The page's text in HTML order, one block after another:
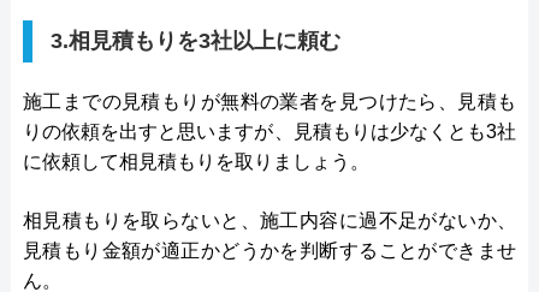
3.相見積もりを3社以上に頼む
施工までの見積もりが無料の業者を見つけたら、見積も
りの依頼を出すと思いますが、見積もりは少なくとも3社
に依頼して相見積もりを取りましょう。
相見積もりを取らないと、施工内容に過不足がないか、
見積もり金額が適正かどうかを判断することができませ
ん。